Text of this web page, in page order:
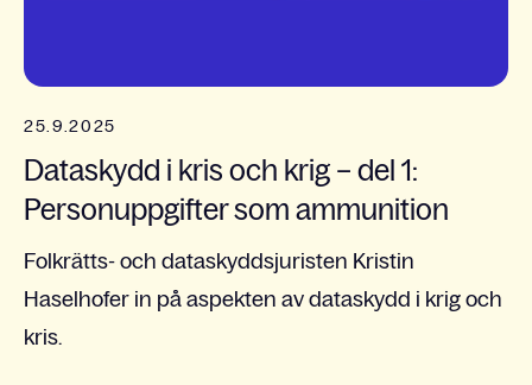
25.9.2025
Dataskydd i kris och krig – del 1:
Personuppgifter som ammunition
Folkrätts- och dataskyddsjuristen Kristin
Haselhofer in på aspekten av dataskydd i krig och
kris.